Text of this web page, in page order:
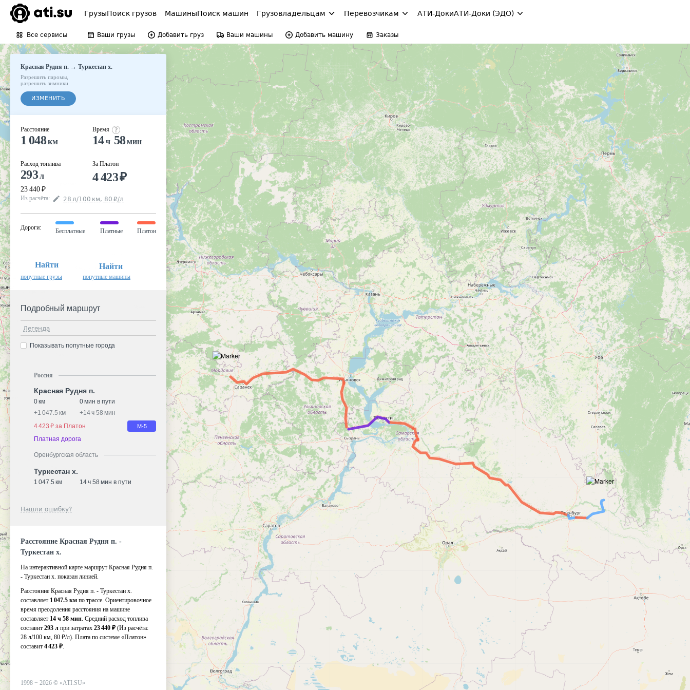
ГрузыПоиск грузов МашиныПоиск машин Грузовладельцам Перевозчикам АТИ-ДокиАТИ-Доки (ЭДО)
Все сервисы Ваши грузы Добавить груз Ваши машины Добавить машину Заказы
Красная Рудня п.→Туркестан х.
Разрешить паромы
разрешить зимники
ИЗМЕНИТЬ
Расстояние
1 048км
Расход топлива
293л
23 440 ₽
Время
14ч 58мин
За Платон
4 423₽
Из расчёта: 28 л/100 км, 80 ₽/л
Дороги:
Бесплатные Платные Платон
Найти
попутные грузы
Найти
попутные машины
Подробный маршрут
Легенда
Показывать попутные города
Россия
Красная Рудня п.
0 км
0 мин в пути
+1 047.5 км +14 ч 58 мин
4 423 ₽ за Платон
М-5
Платная дорога
Оренбургская область
Туркестан х.
1 047.5 км 14 ч 58 мин в пути
Нашли ошибку?
Расстояние Красная Рудня п. -
Туркестан х.
На интерактивной карте маршрут Красная Рудня п.
- Туркестан х. показан линией.
Расстояние Красная Рудня п. - Туркестан х.
составляет 1 047.5 км по трассе. Ориентировочное
время преодоления расстояния на машине
составляет 14 ч 58 мин. Средний расход топлива
составит 293 л при затратах 23 440 ₽ (Из расчёта:
28 л/100 км, 80 ₽/л). Плата по системе «Платон»
составит 4 423 ₽.
1998 − 2026 © «ATI.SU»